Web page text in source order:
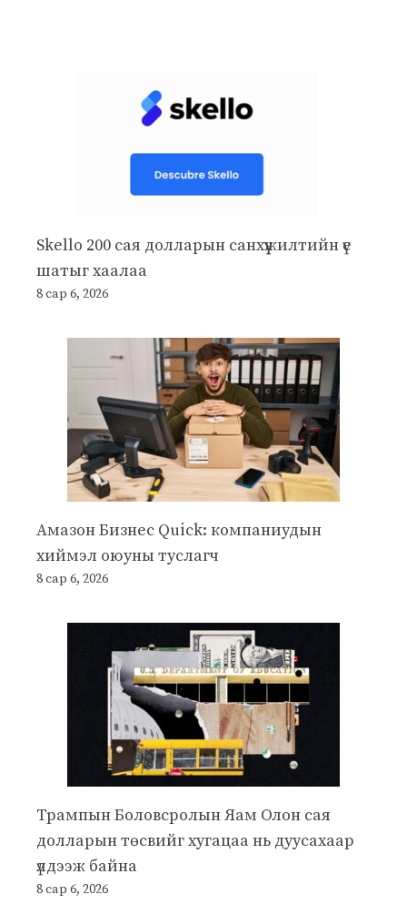
Skello 200 сая долларын санхүүжилтийн үе
шатыг хаалаа
8 сар 6, 2026
Амазон Бизнес Quick: компаниудын
хиймэл оюуны туслагч
8 сар 6, 2026
Трампын Боловсролын Яам Олон сая
долларын төсвийг хугацаа нь дуусахаар
үлдээж байна
8 сар 6, 2026